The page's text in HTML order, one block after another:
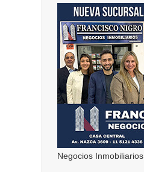
Negocios Inmobiliarios